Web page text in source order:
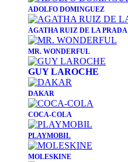
ADOLFO DOMINGUEZ
AGATHA RUIZ DE LA PRADA
MR. WONDERFUL
GUY LAROCHE
DAKAR
COCA-COLA
PLAYMOBIL
MOLESKINE